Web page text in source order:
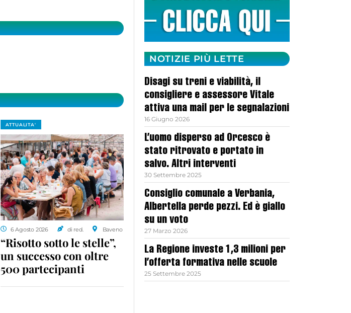
ATTUALITA'
6 Agosto 2026 di red. Baveno
“Risotto sotto le stelle”,
un successo con oltre
500 partecipanti
NOTIZIE PIÙ LETTE
Disagi su treni e viabilità, il
consigliere e assessore Vitale
attiva una mail per le segnalazioni
16 Giugno 2026
L’uomo disperso ad Orcesco è
stato ritrovato e portato in
salvo. Altri interventi
30 Settembre 2025
Consiglio comunale a Verbania,
Albertella perde pezzi. Ed è giallo
su un voto
27 Marzo 2026
La Regione investe 1,3 milioni per
l’offerta formativa nelle scuole
25 Settembre 2025